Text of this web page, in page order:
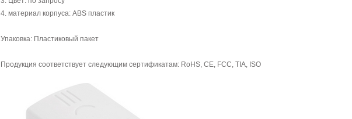
4. материал корпуса: ABS пластик
Упаковка: Пластиковый пакет
Продукция соответствует следующим сертификатам: RoHS, CE, FCC, TIA, ISO